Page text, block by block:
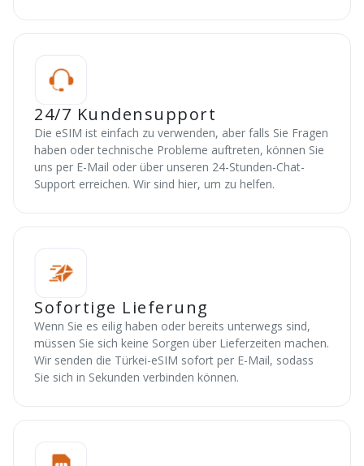
24/7 Kundensupport
Die eSIM ist einfach zu verwenden, aber falls Sie Fragen
haben oder technische Probleme auftreten, können Sie
uns per E-Mail oder über unseren 24-Stunden-Chat-
Support erreichen. Wir sind hier, um zu helfen.
Sofortige Lieferung
Wenn Sie es eilig haben oder bereits unterwegs sind,
müssen Sie sich keine Sorgen über Lieferzeiten machen.
Wir senden die Türkei-eSIM sofort per E-Mail, sodass
Sie sich in Sekunden verbinden können.